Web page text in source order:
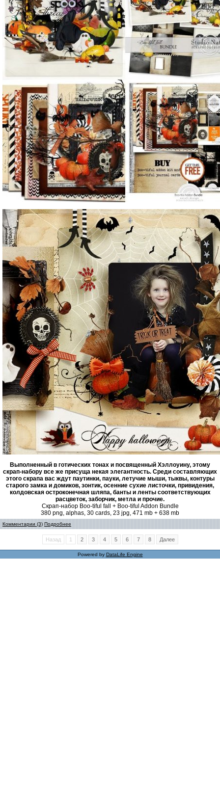
Выполненный в готических тонах и посвященный Хэллоуину, этому
скрап-набору все же присуща некая элегантность. Среди составляющих
этого скрапа вас ждут паутинки, пауки, летучие мыши, тыквы, контуры
старого замка и домиков, зонтик, осенние сухие листочки, привидения,
колдовская остроконечная шляпа, банты и ленты соответствующих
расцветок, заборчик, метла и прочие.
Скрап-набор Boo-tiful fall + Boo-tiful Addon Bundle
380 png, alphas, 30 cards, 23 jpg, 471 mb + 638 mb
Комментарии (3) Подробнее
Назад 1 2 3 4 5 6 7 8 Далее
Powered by DataLife Engine